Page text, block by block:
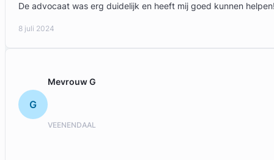
De advocaat was erg duidelijk en heeft mij goed kunnen
8 juli 2024
G
Mevrouw G
VEENENDAAL